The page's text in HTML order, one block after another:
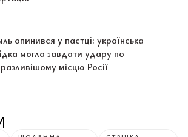
опинився у пастці: українська
могла завдати удару по
місцю Росії